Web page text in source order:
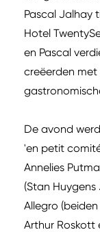
Pascal Jalhay
Hotel
en Pascal
creëerden met
De avond
'en petit
Annelies
(Stan
Allegro
Arthur Roskott